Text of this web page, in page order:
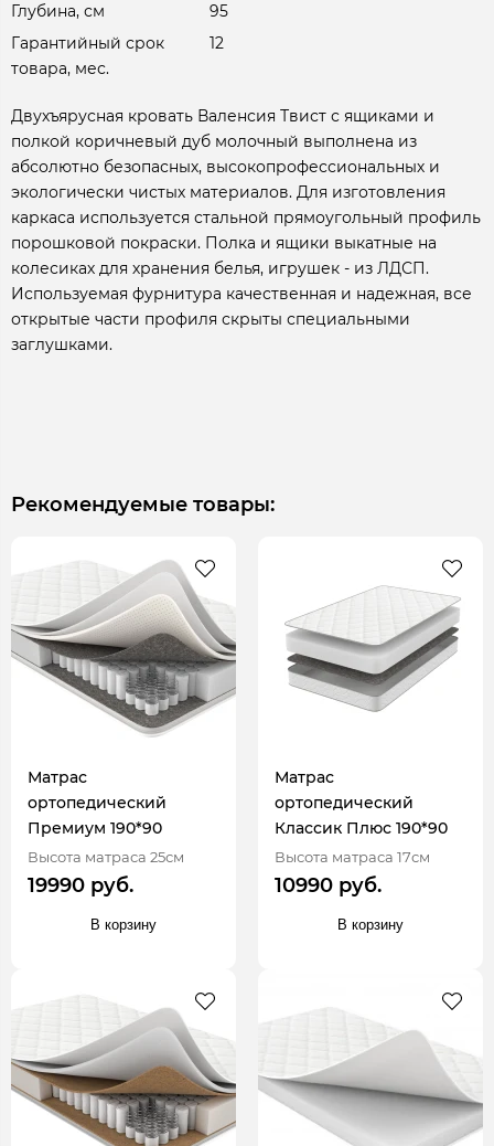
Глубина, см
95
Гарантийный срок
товара, мес.
12
Двухъярусная кровать Валенсия Твист с ящиками и
полкой коричневый дуб молочный выполнена из
абсолютно безопасных, высокопрофессиональных и
экологически чистых материалов. Для изготовления
каркаса используется стальной прямоугольный профиль
порошковой покраски. Полка и ящики выкатные на
колесиках для хранения белья, игрушек - из ЛДСП.
Используемая фурнитура качественная и надежная, все
открытые части профиля скрыты специальными
заглушками.
Рекомендуемые товары:
Матрас
ортопедический
Премиум 190*90
Высота матраса 25см
19990 руб.
В корзину
Матрас
ортопедический
Классик Плюс 190*90
Высота матраса 17см
10990 руб.
В корзину